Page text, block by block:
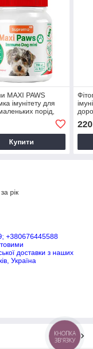
MAXI PAWS
імунітету для
порід,
Купити
220
рік
+380676445588
доставки з наших
Україна
КНОПКА
ЗВ'ЯЗКУ